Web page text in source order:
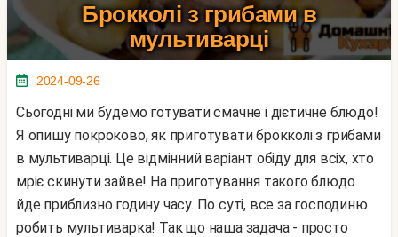
Брокколі з грибами в
мультиварці
2024-09-26
Сьогодні ми будемо готувати смачне і дієтичне блюдо!
Я опишу покроково, як приготувати брокколі з грибами
в мультиварці. Це відмінний варіант обіду для всіх, хто
мріє скинути зайве! На приготування такого блюдо
йде приблизно годину часу. По суті, все за господиню
робить мультиварка! Так що наша задача - просто